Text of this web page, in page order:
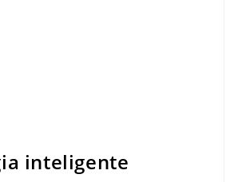
inteligente